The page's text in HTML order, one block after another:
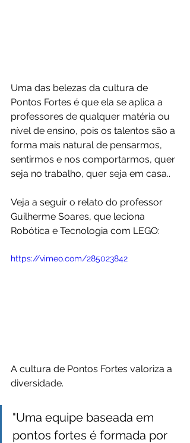
Uma das belezas da cultura de
Pontos Fortes é que ela se aplica a
professores de qualquer matéria ou
nível de ensino, pois os talentos são a
forma mais natural de pensarmos,
sentirmos e nos comportarmos, quer
seja no trabalho, quer seja em casa..
Veja a seguir o relato do professor
Guilherme Soares, que leciona
Robótica e Tecnologia com LEGO:
https://vimeo.com/285023842
A cultura de Pontos Fortes valoriza a
diversidade.
"Uma equipe baseada em
pontos fortes é formada por